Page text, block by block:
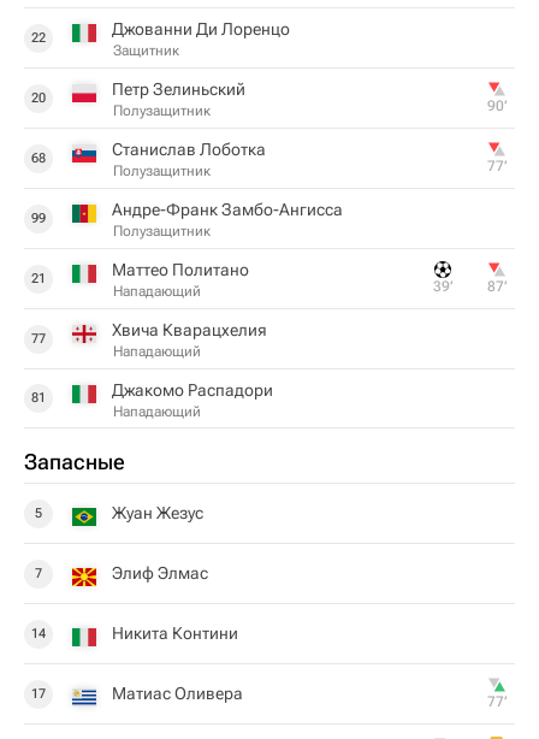
22 Джованни Ди Лоренцо
Защитник
20 Петр Зелиньский
Полузащитник 90‎’‎
68 Станислав Лоботка
Полузащитник 77‎’‎
99 Андре-Франк Замбо-Ангисса
Полузащитник
21 Маттео Политано
Нападающий 39‎’‎ 87‎’‎
77 Хвича Кварацхелия
Нападающий
81 Джакомо Распадори
Нападающий
Запасные
5 Жуан Жезус
7 Элиф Элмас
14 Никита Контини
17 Матиас Оливера 77‎’‎